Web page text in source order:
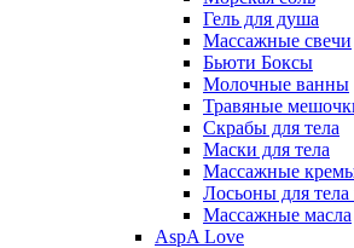
Гель для душа
Массажные свечи
Бьюти Боксы
Молочные ванны
Травяные
Скрабы для тела
Маски для тела
Массажные
Лосьоны для тела
Массажные масла
AspA Love